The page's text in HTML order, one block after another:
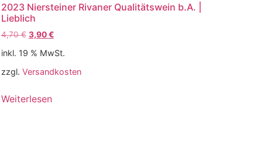
2023 Niersteiner Rivaner Qualitätswein b.A. |
Lieblich
4,70€ 3,90€
inkl. 19 % MwSt.
zzgl. Versandkosten
Weiterlesen